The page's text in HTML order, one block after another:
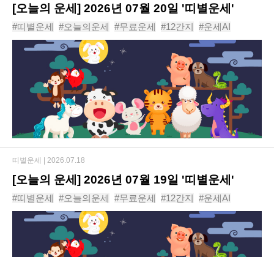
[오늘의 운세] 2026년 07월 20일 '띠별운세'
#띠별운세 #오늘의운세 #무료운세 #12간지 #운세AI
#동물운세 #운세 #신년운세 #사주 #년도운세
[오늘의 운세] 2026년 07월 19일 '띠별운세'
#띠별운세 #오늘의운세 #무료운세 #12간지 #운세AI
#동물운세 #운세 #신년운세 #사주 #년도운세
띠별운세 | 2026.07.18